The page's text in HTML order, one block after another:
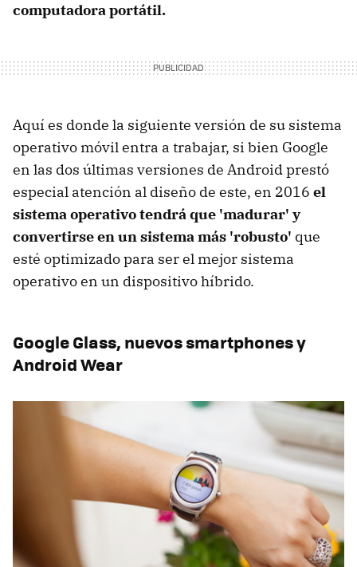
computadora portátil.
Aquí es donde la siguiente versión de su sistema
operativo móvil entra a trabajar, si bien Google
en las dos últimas versiones de Android prestó
especial atención al diseño de este, en 2016 el
sistema operativo tendrá que 'madurar' y
convertirse en un sistema más 'robusto' que
esté optimizado para ser el mejor sistema
operativo en un dispositivo híbrido.
Google Glass, nuevos smartphones y
Android Wear